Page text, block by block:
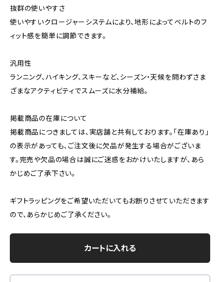
抜群の使いやすさ
使いやすいクロージャーシステムにより、地形によってベルトのフ
ィット感を簡単に調節できます。
汎用性
ランニング、ハイキング、スキーなど、シーズン・天候を問わずさま
ざまなアクティビティでスムーズに水分補給。
掲載商品の在庫について
掲載商品につきましては、実店舗と共有しております。「在庫あり」
の表示があっても、ご注文後に欠品が発生する場合がございま
す。完売や欠品の場合は誠にご迷惑をおかけいたしますが、あら
かじめご了承下さい。
ギフトラッピングをご希望いただいてもお断りさせていただきます
ので、あらかじめご了承ください。
カートに入れる